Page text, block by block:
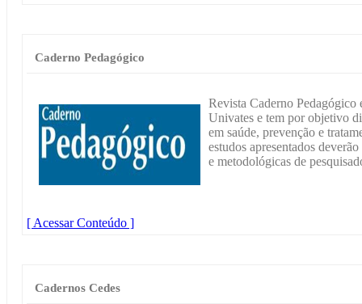
Caderno Pedagógico
Revista Caderno Pedagógico
Univates e tem por objetivo
em saúde, prevenção e
estudos apresentados
e metodológicas de
[ Acessar Conteúdo ]
Cadernos Cedes